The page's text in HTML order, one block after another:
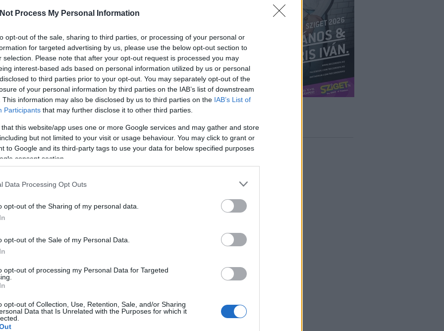
Process My Personal Information
opt-out of the sale, sharing to third parties, or processing of your personal or
for targeted advertising by us, please use the below opt-out section to
selection. Please note that after your opt-out request is processed you may
interest-based ads based on personal information utilized by us or personal
to third parties prior to your opt-out. You may separately opt-out of the
of your personal information by third parties on the IAB’s list of downstream
This information may also be disclosed by us to third parties on the IAB’s List of
Participants that may further disclose it to other third parties.
that this website/app uses one or more Google services and may gather and store
but not limited to your visit or usage behaviour. You may click to grant or
to Google and its third-party tags to use your data for below specified purposes
consent section.
Data Processing Opt Outs
opt-out of the Sharing of my personal data.
opt-out of the Sale of my Personal Data.
opt-out of processing my Personal Data for Targeted
opt-out of Collection, Use, Retention, Sale, and/or Sharing
Data that Is Unrelated with the Purposes for which it
vett részt a szeptember óta tartóMcDonald’s Budapest
November 23-án az Akvárium KisHalljábanSisi is értékelni
héttel ezelőtt kérdeztük a tapasztalatairól.
lehet a kezem a hiphop jövőjének az alakításában, akkor
szempontok szerint fog zsűrizni, és ha a saját
az kollektíve a műfajnak jobb lesz itthon. Biztos vagyok benne,
akire azt fogom mondani, hogy rád vártunk, de jó, hogy jött
el.
BELÉPÉS